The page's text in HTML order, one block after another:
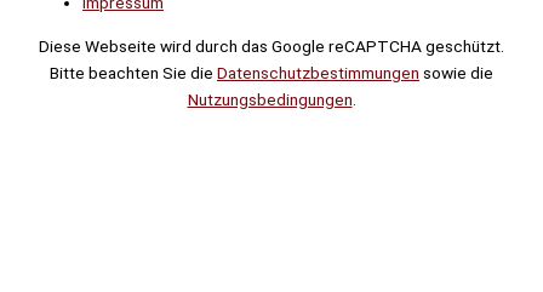
Diese Webseite wird durch das Google reCAPTCHA geschützt.
Bitte beachten Sie die Datenschutzbestimmungen sowie die
Nutzungsbedingungen